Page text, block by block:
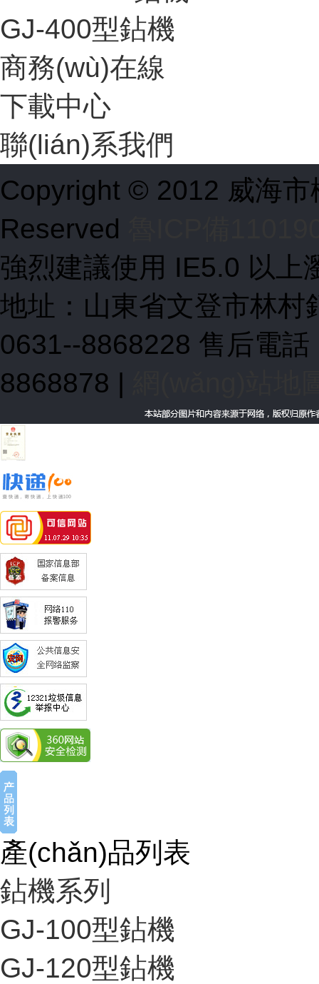
GJ-400型鉆機
商務(wù)在線
下載中心
聯(lián)系我們
Copyright © 2012 威海
Reserved
強烈建議使用 IE5.0 以上
地址：山東省文登市林
0631--8868228 售后電
8868878 |
產(chǎn)品列表
鉆機系列
GJ-100型鉆機
GJ-120型鉆機